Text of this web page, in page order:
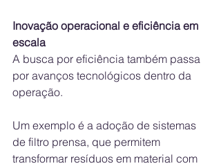
Inovação operacional e eficiência em
escala
A busca por eficiência também passa
por avanços tecnológicos dentro da
operação.
Um exemplo é a adoção de sistemas
de filtro prensa, que permitem
transformar resíduos em material com